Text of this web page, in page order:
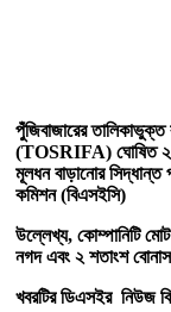
পুঁজিবাজারের তালিকাভুক্ত
(TOSRIFA) ঘোষিত ২
মূলধন বাড়ানোর সিদ্ধান্ত
কমিশন (বিএসইসি)
উল্লেখ্য, কোম্পানিটি
নগদ এবং ২ শতাংশ
খবরটির ডিএসইর নিউজ